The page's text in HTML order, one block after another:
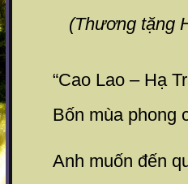
(Thương tặng
“Cao Lao – Hạ
Bốn mùa phong
Anh muốn đến